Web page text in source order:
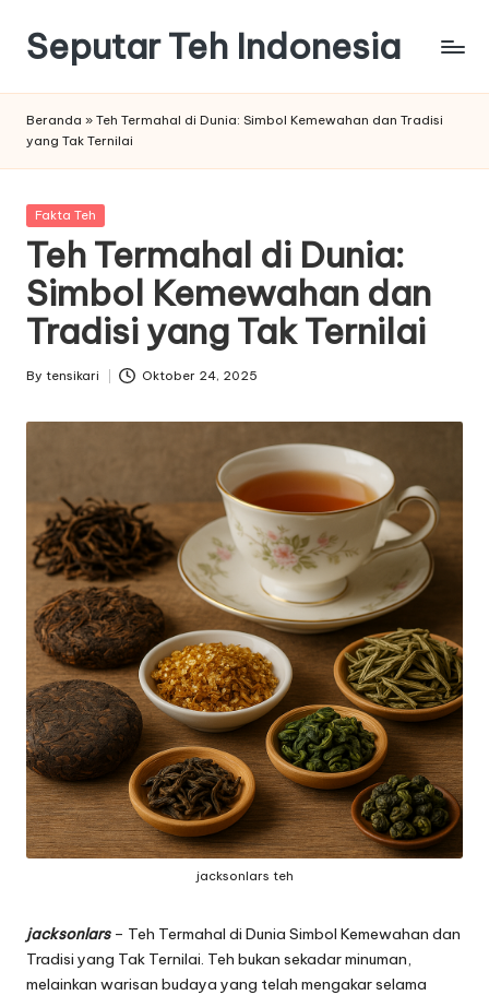
Skip
content
Seputar Teh Indonesia
Teh
Beranda » Teh Termahal di Dunia: Simbol Kemewahan dan Tradisi
yang Tak Ternilai
Posted
Fakta Teh
Teh Termahal di Dunia:
Simbol Kemewahan dan
Tradisi yang Tak Ternilai
Posted
By tensikari Oktober 24, 2025
jacksonlars teh
jacksonlars– Teh Termahal di Dunia Simbol Kemewahan dan
Tradisi yang Tak Ternilai. Teh bukan sekadar minuman,
melainkan warisan budaya yang telah mengakar selama